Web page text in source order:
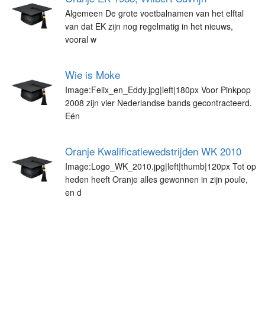
Algemeen De grote voetbalnamen van het elftal
van dat EK zijn nog regelmatig in het nieuws,
vooral w
Wie is Moke
Image:Felix_en_Eddy.jpg|left|180px Voor Pinkpop
2008 zijn vier Nederlandse bands gecontracteerd.
Eén
Oranje Kwalificatiewedstrijden WK 2010
Image:Logo_WK_2010.jpg|left|thumb|120px Tot op
heden heeft Oranje alles gewonnen in zijn poule,
en d